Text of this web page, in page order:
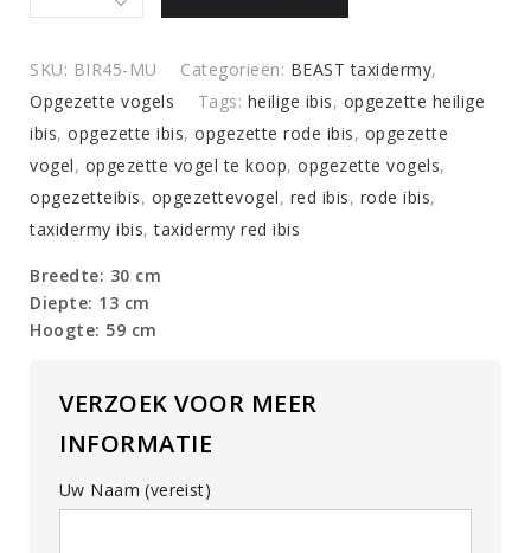
quantity
SKU: BIR45-MU Categorieën: BEAST taxidermy,
Opgezette vogels
Tags: heilige ibis, opgezette heilige
ibis, opgezette ibis, opgezette rode ibis, opgezette
vogel, opgezette vogel te koop, opgezette vogels,
opgezetteibis, opgezettevogel, red ibis, rode ibis,
taxidermy ibis,taxidermy red ibis
Breedte: 30 cm
Diepte: 13 cm
Hoogte: 59 cm
VERZOEK VOOR MEER
INFORMATIE
Uw Naam (vereist)